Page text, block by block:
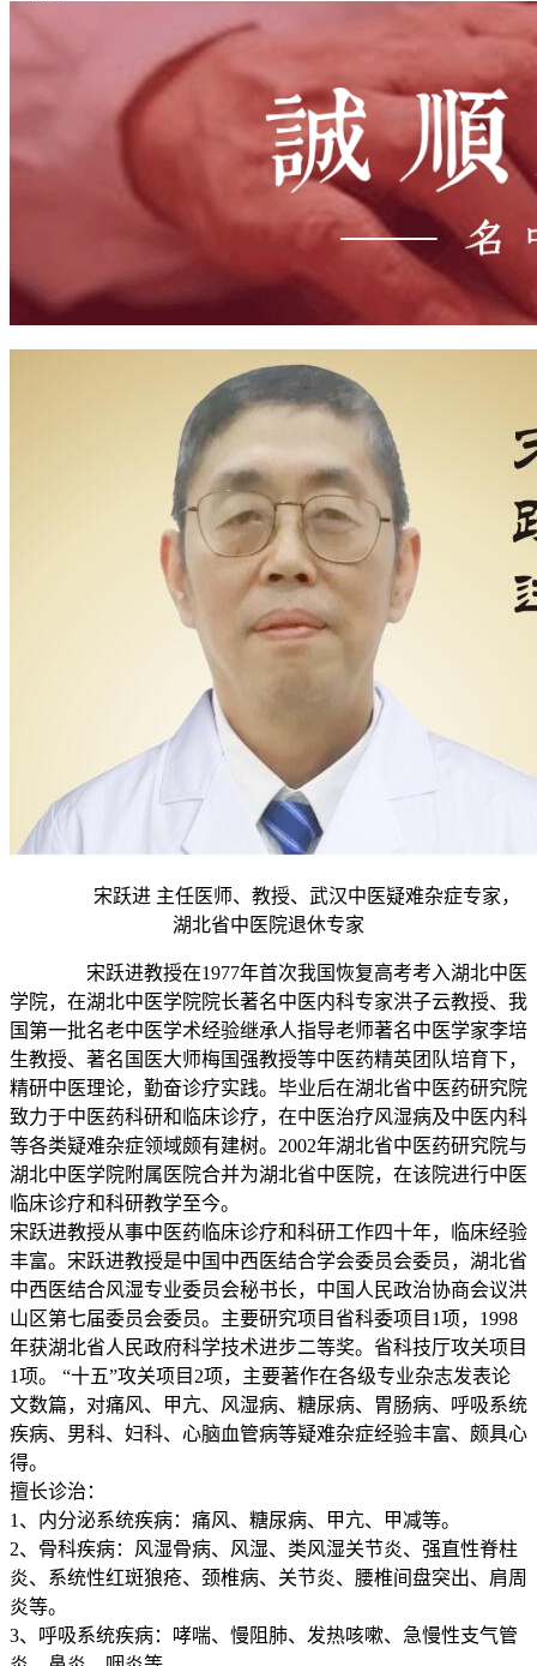
宋跃进 主任医师、教授、武汉中医疑难杂症专家，
湖北省中医院退休专家
宋跃进教授在1977年首次我国恢复高考考入湖北中医
学院，在湖北中医学院院长著名中医内科专家洪子云教授、我
国第一批名老中医学术经验继承人指导老师著名中医学家李培
生教授、著名国医大师梅国强教授等中医药精英团队培育下，
精研中医理论，勤奋诊疗实践。毕业后在湖北省中医药研究院
致力于中医药科研和临床诊疗，在中医治疗风湿病及中医内科
等各类疑难杂症领域颇有建树。2002年湖北省中医药研究院与
湖北中医学院附属医院合并为湖北省中医院，在该院进行中医
临床诊疗和科研教学至今。
宋跃进教授从事中医药临床诊疗和科研工作四十年，临床经验
丰富。宋跃进教授是中国中西医结合学会委员会委员，湖北省
中西医结合风湿专业委员会秘书长，中国人民政治协商会议洪
山区第七届委员会委员。主要研究项目省科委项目1项，1998
年获湖北省人民政府科学技术进步二等奖。省科技厅攻关项目
1项。 “十五”攻关项目2项，主要著作在各级专业杂志发表论
文数篇，对痛风、甲亢、风湿病、糖尿病、胃肠病、呼吸系统
疾病、男科、妇科、心脑血管病等疑难杂症经验丰富、颇具心
得。
擅长诊治：
1、内分泌系统疾病：痛风、糖尿病、甲亢、甲减等。
2、骨科疾病：风湿骨病、风湿、类风湿关节炎、强直性脊柱
炎、系统性红斑狼疮、颈椎病、关节炎、腰椎间盘突出、肩周
炎等。
3、呼吸系统疾病：哮喘、慢阻肺、发热咳嗽、急慢性支气管